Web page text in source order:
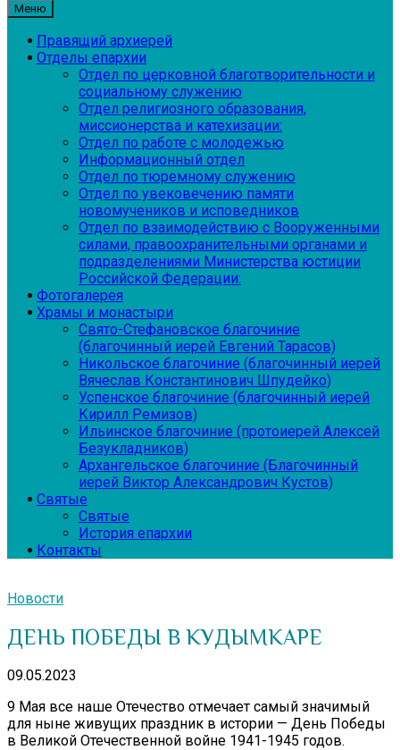
Меню
Правящий архиерей
Отделы епархии
Отдел по церковной благотворительности и
социальному служению
Отдел религиозного образования,
миссионерства и катехизации:
Отдел по работе с молодежью
Информационный отдел
Отдел по тюремному служению
Отдел по увековечению памяти
новомучеников и исповедников
Отдел по взаимодействию с Вооруженными
силами, правоохранительными органами и
подразделениями Министерства юстиции
Российской Федерации:
Фотогалерея
Храмы и монастыри
Свято-Стефановское благочиние
(благочинный иерей Евгений Тарасов)
Никольское благочиние (благочинный иерей
Вячеслав Константинович Шпудейко)
Успенское благочиние (благочинный иерей
Кирилл Ремизов)
Ильинское благочиние (протоиерей Алексей
Безукладников)
Архангельское благочиние (Благочинный
иерей Виктор Александрович Кустов)
Святые
Святые
История епархии
Контакты
Новости
ДЕНЬ ПОБЕДЫ В КУДЫМКАРЕ
09.05.2023
9 Мая все наше Отечество отмечает самый значимый
для ныне живущих праздник в истории — День Победы
в Великой Отечественной войне 1941-1945 годов.